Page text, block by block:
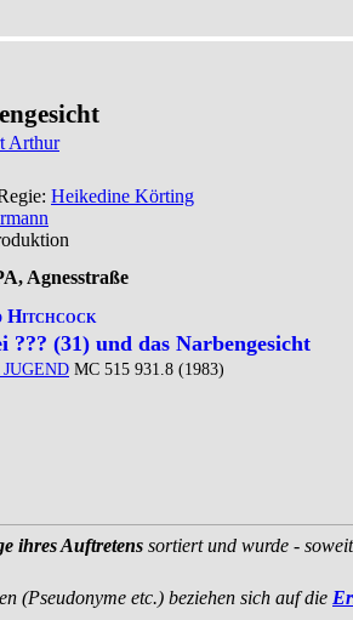
Arthur
Heikedine Körting
Agnesstraße
Hitchcock
??? (31) und das Narbengesicht
MC 515 931.8 (1983)
ihres Auftretens sortiert und wurde -
(Pseudonyme etc.) beziehen sich auf die